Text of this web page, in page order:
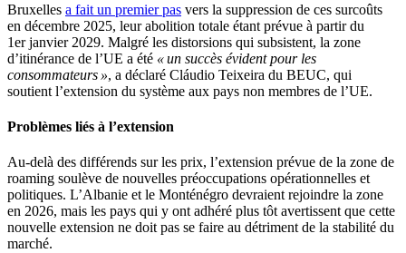
Bruxelles a fait un premier pas vers la suppression de ces surcoûts
en décembre 2025, leur abolition totale étant prévue à partir du
1er janvier 2029. Malgré les distorsions qui subsistent, la zone
d’itinérance de l’UE a été « un succès évident pour les
consommateurs », a déclaré Cláudio Teixeira du BEUC, qui
soutient l’extension du système aux pays non membres de l’UE.
Problèmes liés à l’extension
Au-delà des différends sur les prix, l’extension prévue de la zone de
roaming soulève de nouvelles préoccupations opérationnelles et
politiques. L’Albanie et le Monténégro devraient rejoindre la zone
en 2026, mais les pays qui y ont adhéré plus tôt avertissent que cette
nouvelle extension ne doit pas se faire au détriment de la stabilité du
marché.